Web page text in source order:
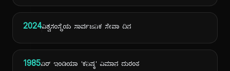
2024ವಿಶ್ವಸಂಸ್ಥೆಯ ಸಾರ್ವಜನಿಕ ಸೇವಾ ದಿನ
1985ಏರ್ ಇಂಡಿಯಾ 'ಕನಿಷ್ಕ' ವಿಮಾನ ದುರಂತ